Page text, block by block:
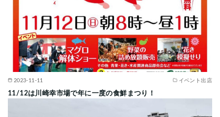
2023-11-11 イベント出店
11/12は川崎幸市場で年に一度の食鮮まつり！